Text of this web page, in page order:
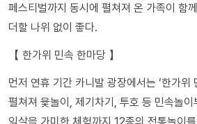
페스티벌까지 동시에 펼쳐져 온 가족이 함
더할 나위 없이 좋다.
【 한가위 민속 한마당 】
먼저 연휴 기간 카니발 광장에서는 ‘한가위
펼쳐져 윷놀이, 제기차기, 투호 등 민속놀